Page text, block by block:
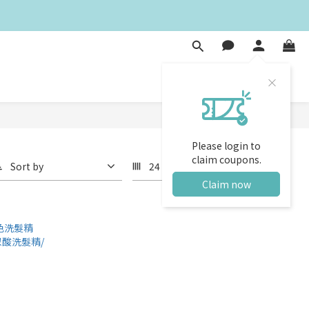
Please login to
claim coupons.
Claim now
Sort by 24 Items per page